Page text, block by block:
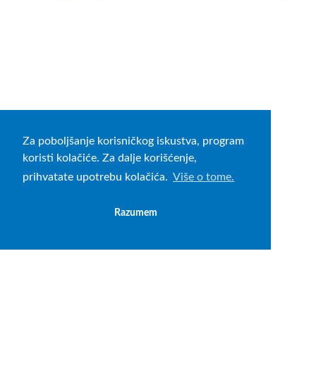
Za poboljšanje korisničkog iskustva, program
koristi kolačiće. Za dalje korišćenje,
prihvatate upotrebu kolačića. Više o tome.
Razumem